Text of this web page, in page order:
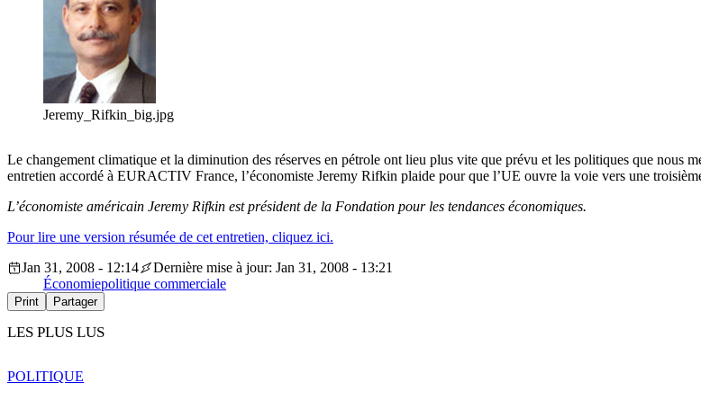
Jeremy_Rifkin_big.jpg
Le changement climatique et la diminution des réserves en pétrole ont lieu plus vite que prévu et les politiques que nous
entretien accordé à EURACTIV France, l’économiste Jeremy Rifkin plaide pour que l’UE ouvre la voie vers une
L’économiste américain Jeremy Rifkin est président de la Fondation pour les tendances économiques.
Pour lire une version résumée de cet entretien, cliquez ici.
Jan 31, 2008 - 12:14
Dernière mise à jour: Jan 31, 2008 - 13:21
Économiepolitique commerciale
Print Partager
LES PLUS LUS
POLITIQUE